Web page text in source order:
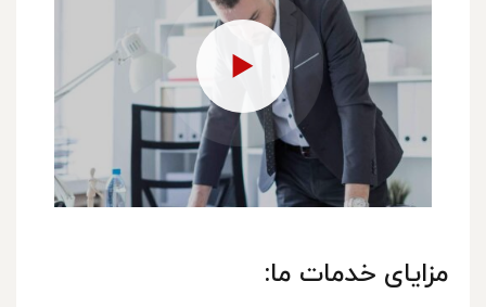
مزایای خدمات ما: